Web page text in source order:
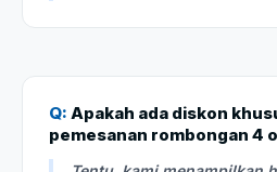
Q: Apakah ada diskon
pemesanan rombongan 4